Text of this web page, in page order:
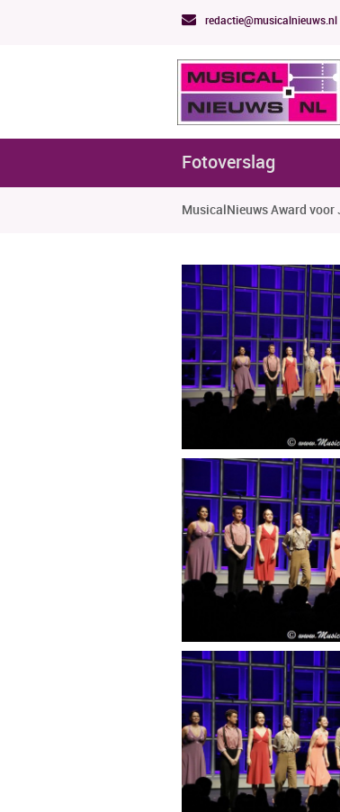
redactie@musicalnieuws.nl
Fotoverslag
MusicalNieuws Award voor